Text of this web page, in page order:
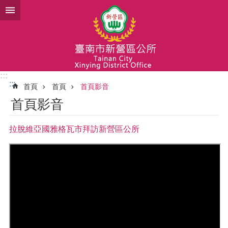
跳到主要內容區塊
:::
:::
首頁 首頁 首頁影音
首頁影音
拉脫維亞國雅格瓦市拜訪新營區公所